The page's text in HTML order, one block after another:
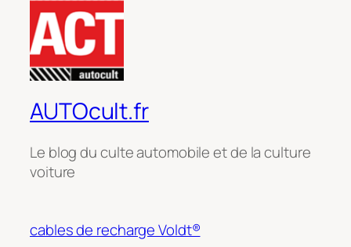
AUTOcult.fr
Le blog du culte automobile et de la culture
voiture
cables de recharge Voldt®